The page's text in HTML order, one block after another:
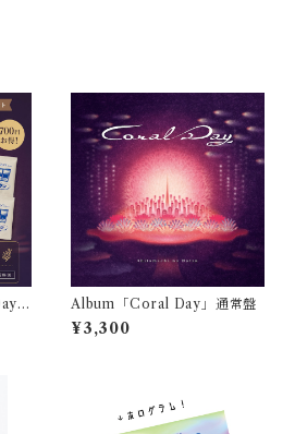
Album「Coral Day」通常盤
¥3,300